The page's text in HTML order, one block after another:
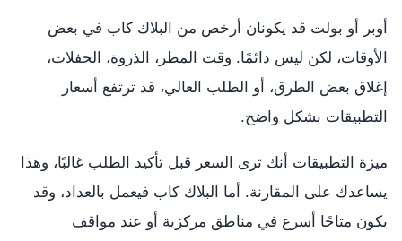
أوبر أو بولت قد يكونان أرخص من البلاك كاب في بعض
الأوقات، لكن ليس دائمًا. وقت المطر، الذروة، الحفلات،
إغلاق بعض الطرق، أو الطلب العالي، قد ترتفع أسعار
التطبيقات بشكل واضح.
ميزة التطبيقات أنك ترى السعر قبل تأكيد الطلب غالبًا، وهذا
يساعدك على المقارنة. أما البلاك كاب فيعمل بالعداد، وقد
يكون متاحًا أسرع في مناطق مركزية أو عند مواقف